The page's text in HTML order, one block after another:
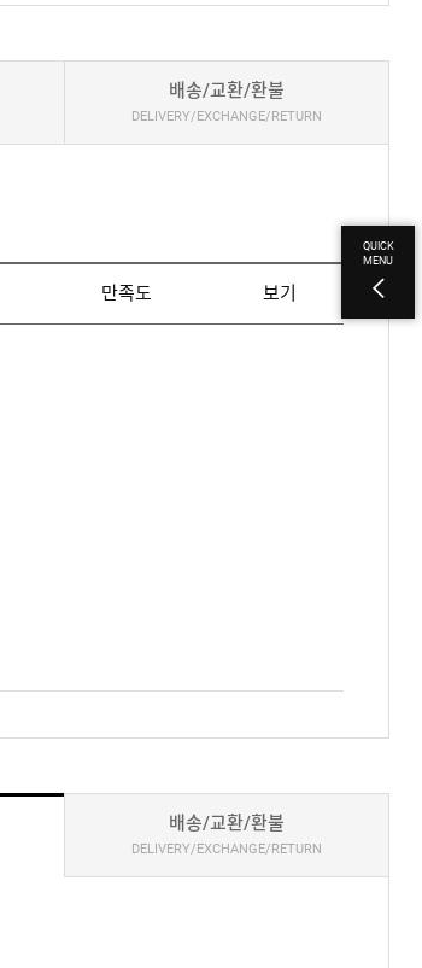
QUICK
MENU
배송/교환/환불
DELIVERY/EXCHANGE/RETURN
만족도 보기
배송/교환/환불
DELIVERY/EXCHANGE/RETURN